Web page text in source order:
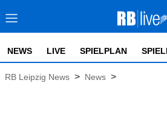
NEWS LIVE SPIELPLAN
RB Leipzig News > News >